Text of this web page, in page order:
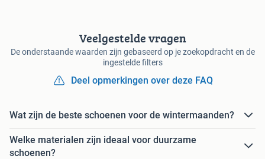
Veelgestelde vragen
De onderstaande waarden zijn gebaseerd op je zoekopdracht en de
ingestelde filters
Deel opmerkingen over deze FAQ
Wat zijn de beste schoenen voor de wintermaanden?
Welke materialen zijn ideaal voor duurzame
schoenen?